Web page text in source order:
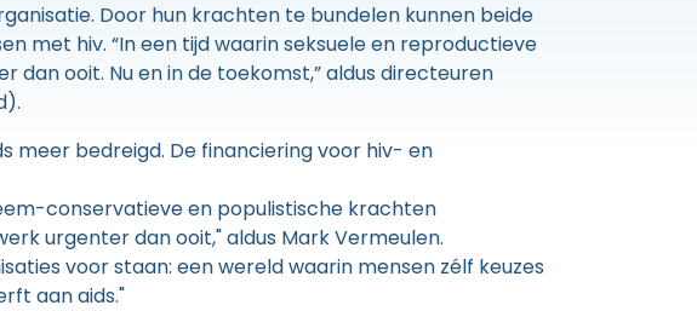
Door hun krachten te bundelen kunnen beide
met hiv. “In een tijd waarin seksuele en reproductieve
dan ooit. Nu en in de toekomst,” aldus directeuren
meer bedreigd. De financiering voor hiv- en
conservatieve en populistische krachten
urgenter dan ooit," aldus Mark Vermeulen.
voor staan: een wereld waarin mensen zélf keuzes
aan aids."